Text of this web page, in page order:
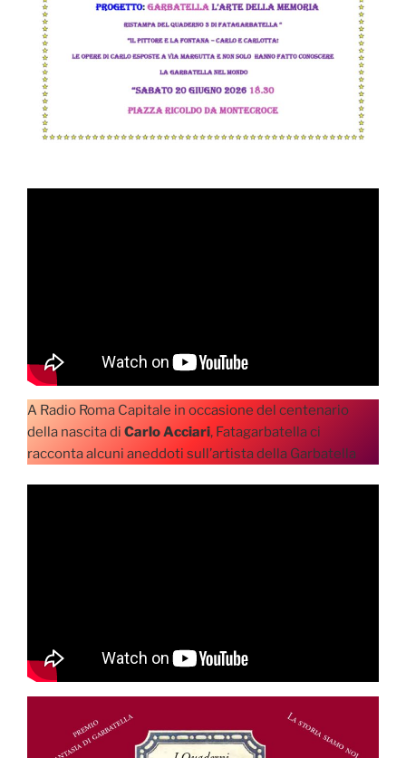
A Radio Roma Capitale in occasione del centenario
della nascita di Carlo Acciari, Fatagarbatella ci
racconta alcuni aneddoti sull’artista della Garbatella